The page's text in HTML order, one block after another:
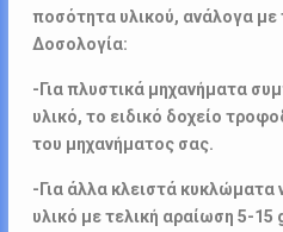
ποσότητα υλικού, ανάλογα με
Δοσολογία:
-Για πλυστικά μηχανήματα
υλικό, το ειδικό δοχείο
του μηχανήματος σας.
-Για άλλα κλειστά κυκλώματα
υλικό με τελική αραίωση 5-